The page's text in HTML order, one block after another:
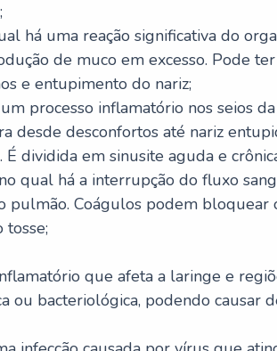
há uma reação significativa do
de muco em excesso. Pode
e entupimento do nariz;
processo inflamatório nos seios
desde desconfortos até nariz
É dividida em sinusite aguda e
qual há a interrupção do fluxo
pulmão. Coágulos podem bloquear
tosse;
que afeta a laringe e
ou bacteriológica, podendo causar